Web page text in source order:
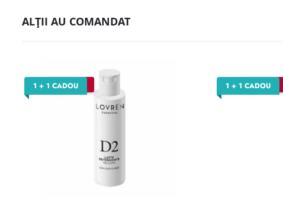
ALȚII AU COMANDAT
–15%
1 + 1 CADOU –20%
1 + 1 CADOU